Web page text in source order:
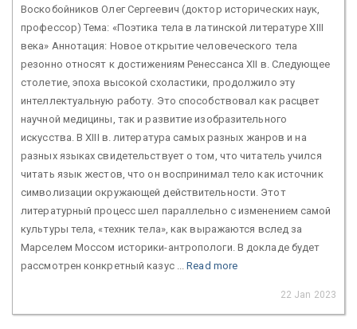
Воскобойников Олег Сергеевич (доктор исторических наук,
профессор) Тема: «Поэтика тела в латинской литературе XIII
века» Аннотация: Новое открытие человеческого тела
резонно относят к достижениям Ренессанса XII в. Следующее
столетие, эпоха высокой схоластики, продолжило эту
интеллектуальную работу. Это способствовал как расцвет
научной медицины, так и развитие изобразительного
искусства. В XIII в. литература самых разных жанров и на
разных языках свидетельствует о том, что читатель учился
читать язык жестов, что он воспринимал тело как источник
символизации окружающей действительности. Этот
литературный процесс шел параллельно с изменением самой
культуры тела, «техник тела», как выражаются вслед за
Марселем Моссом историки-антропологи. В докладе будет
рассмотрен конкретный казус ...Read more
22 Jan 2023